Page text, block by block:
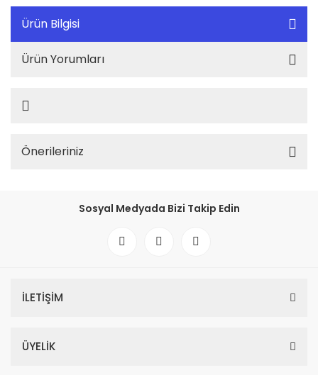
Ürün Bilgisi
Ürün Yorumları
Önerileriniz
Sosyal Medyada Bizi Takip Edin
İLETİŞİM
ÜYELİK